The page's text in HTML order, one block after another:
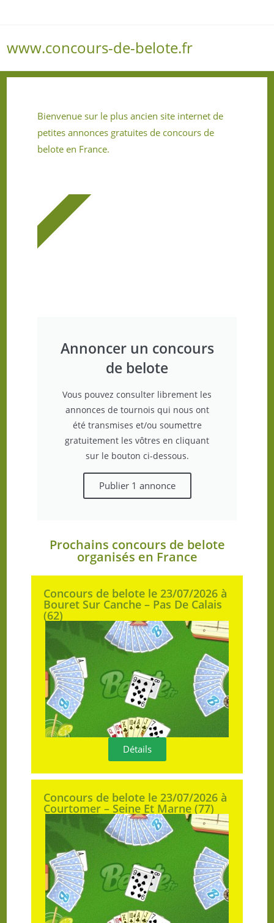
www.concours-de-belote.fr
Bienvenue sur le plus ancien site internet de
petites annonces gratuites de concours de
belote en France.
Annoncer un concours
de belote
Vous pouvez consulter librement les
annonces de tournois qui nous ont
été transmises et/ou soumettre
gratuitement les vôtres en cliquant
sur le bouton ci-dessous.
Publier 1 annonce
GRATUIT
Prochains concours de belote
organisés en France
Concours de belote le 23/07/2026 à
Bouret Sur Canche – Pas De Calais
(62)
Détails
Concours de belote le 23/07/2026 à
Courtomer – Seine Et Marne (77)